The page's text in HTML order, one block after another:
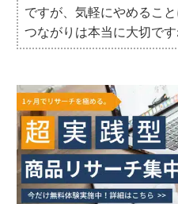
ですが、気軽にやめるこ
つながりは本当に大切です